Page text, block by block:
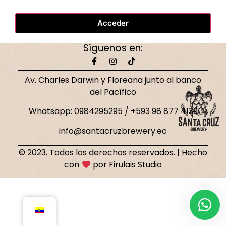
Acceder
Síguenos en:
Av. Charles Darwin y Floreana junto al banco
del Pacífico
Whatsapp: 0984295295 / +593 98 877 4139
info@santacruzbrewery.ec
© 2023. Todos los derechos reservados. | Hecho
con
por Firulais Studio